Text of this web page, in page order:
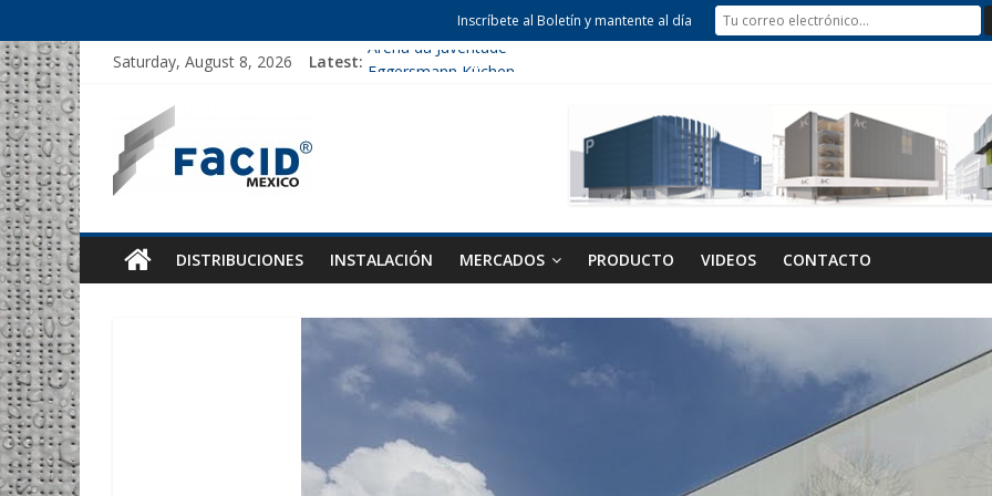
Saturday, August 8, 2026 Latest: Arena da Juventude
DISTRIBUCIONES INSTALACIÓN MERCADOS PRODUCTO VIDEOS CONTACTO
Inscríbete al Boletín y mantente al día